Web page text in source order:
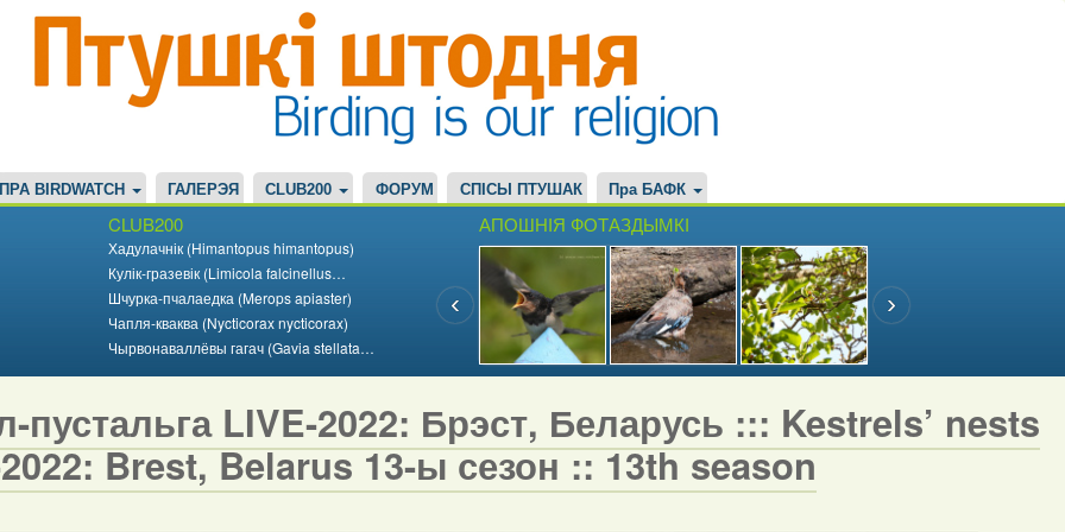
ПРА BIRDWATCH ГАЛЕРЭЯ CLUB200 ФОРУМ СПІСЫ ПТУШАК Пра БАФК
CLUB200
Хадулачнік (Himantopus himantopus)
Кулік-гразевік (Limicola falcinellus…
Шчурка-пчалаедка (Merops apiaster)
Чапля-кваква (Nycticorax nycticorax)
Чырвонаваллёвы гагач (Gavia stellata…
АПОШНІЯ ФОТАЗДЫМКІ
пустальга LIVE-2022: Брэст, Беларусь ::: Kestrels’ nests
Brest, Belarus 13-ы сезон :: 13th season